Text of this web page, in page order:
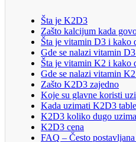
Šta je K2D3
Zašto kalcijum kada
Šta je vitamin D3 i kako
Gde se nalazi vitamin
Šta je vitamin K2 i kako
Gde se nalazi vitamin
Zašto K2D3 zajedno
Koje su glavne koristi
Kada uzimati K2D3
K2D3 koliko dugo
K2D3 cena
FAQ – Često